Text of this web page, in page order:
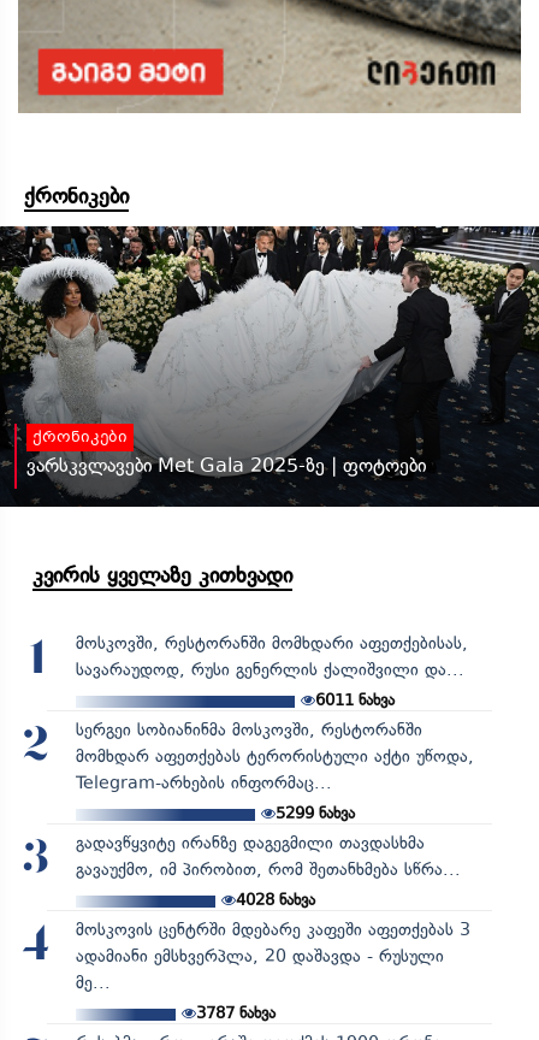
ქრონიკები
ქრონიკები
ვარსკვლავები Met Gala 2025-ზე | ფოტოები
კვირის ყველაზე კითხვადი
1
მოსკოვში, რესტორანში მომხდარი აფეთქებისას,
სავარაუდოდ, რუსი გენერლის ქალიშვილი და...
6011 ნახვა
2
სერგეი სობიანინმა მოსკოვში, რესტორანში
მომხდარ აფეთქებას ტერორისტული აქტი უწოდა,
Telegram-არხების ინფორმაც...
5299ნახვა
3
გადავწყვიტე ირანზე დაგეგმილი თავდასხმა
გავაუქმო, იმ პირობით, რომ შეთანხმება სწრა...
4028ნახვა
4
მოსკოვის ცენტრში მდებარე კაფეში აფეთქებას 3
ადამიანი ემსხვერპლა, 20 დაშავდა - რუსული
მე...
3787ნახვა